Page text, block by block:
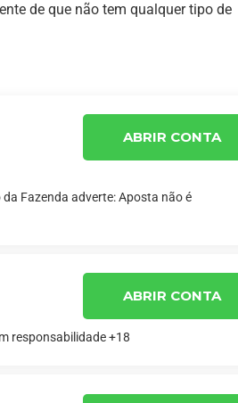
de que não tem qualquer tipo de
ABRIR CONTA
Fazenda adverte: Aposta não é
ABRIR CONTA
responsabilidade +18